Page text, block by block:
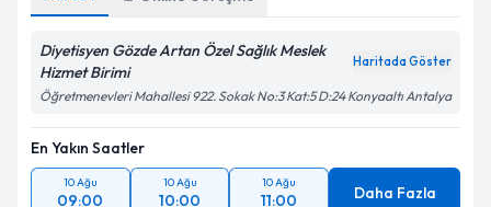
Diyetisyen Gözde Artan Özel Sağlık Meslek
Hizmet Birimi
Haritada Göster
Öğretmenevleri Mahallesi 922. Sokak No:3 Kat:5 D:24 Konyaaltı Antalya
En Yakın Saatler
10 Ağu
09:00
10 Ağu
10:00
10 Ağu
11:00 Daha Fazla